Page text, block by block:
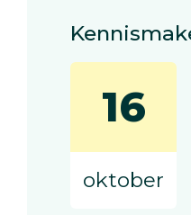
16
oktober